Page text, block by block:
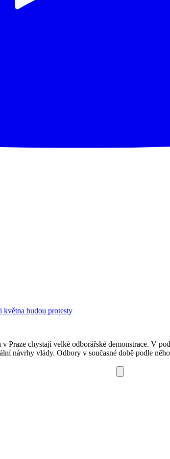
budou protesty
Praze chystají velké odborářské demonstrace. V
návrhy vlády. Odbory v současné době podle